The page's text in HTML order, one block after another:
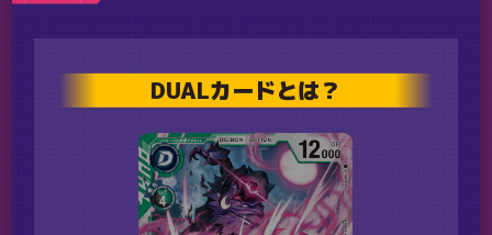
DUALカードとは？